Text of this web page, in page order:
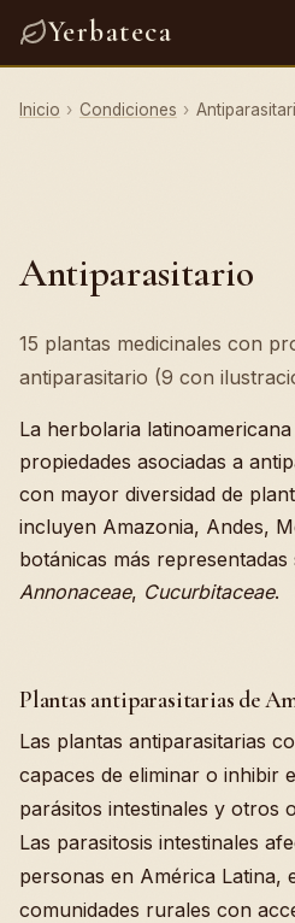
Yerbateca
Inicio › Condiciones ›
Antiparasitario
15 plantas medicinales con
antiparasitario (9 con
La herbolaria
propiedades asociadas a
con mayor diversidad de
incluyen Amazonia, Andes,
botánicas más representadas
Annonaceae, Cucurbitaceae.
Plantas antiparasitarias de
Las plantas antiparasitarias
capaces de eliminar o inhibir
parásitos intestinales y otros
Las parasitosis intestinales
personas en América Latina,
comunidades rurales con